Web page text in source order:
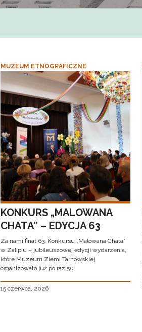
MUZEUM ETNOGRAFICZNE
KONKURS „MALOWANA
CHATA” – EDYCJA 63
Za nami finał 63. Konkursu „Malowana Chata”
w Zalipiu – jubileuszowej edycji wydarzenia,
które Muzeum Ziemi Tarnowskiej
organizowało już po raz 50.
15 czerwca, 2026